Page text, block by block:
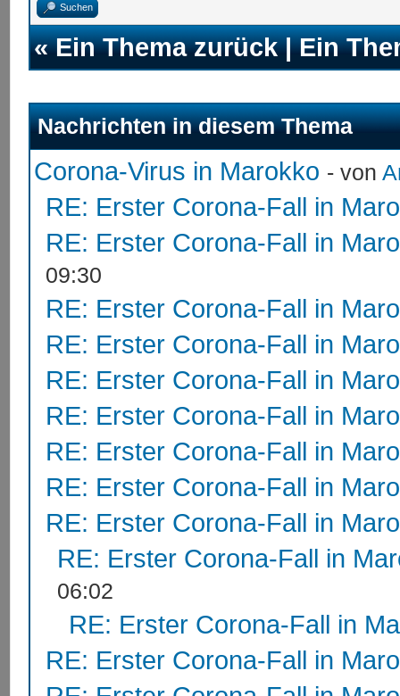
Suchen
«Ein Thema zurück|Ein
Nachrichten in diesem Thema
Corona-Virus in Marokko - von
RE: Erster Corona-Fall in
RE: Erster Corona-Fall in
09:30
RE: Erster Corona-Fall in
RE: Erster Corona-Fall in
RE: Erster Corona-Fall in
RE: Erster Corona-Fall in
RE: Erster Corona-Fall in
RE: Erster Corona-Fall in
RE: Erster Corona-Fall in
RE: Erster Corona-Fall in
06:02
RE: Erster Corona-Fall in
RE: Erster Corona-Fall in